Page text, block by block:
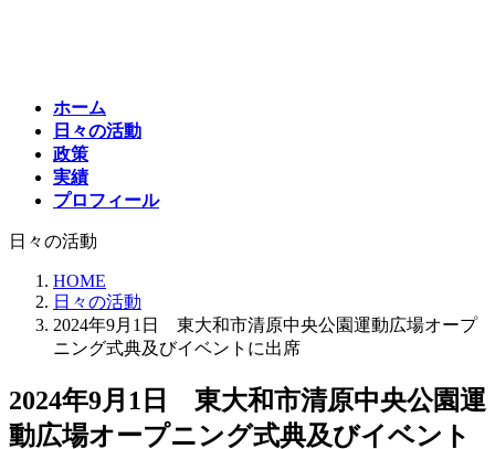
ホーム
日々の活動
政策
実績
プロフィール
日々の活動
HOME
日々の活動
2024年9月1日 東大和市清原中央公園運動広場オープ
ニング式典及びイベントに出席
2024年9月1日 東大和市清原中央公園運
動広場オープニング式典及びイベント